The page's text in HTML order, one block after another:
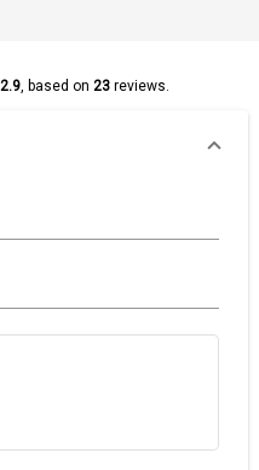
2.9, based on 23reviews.